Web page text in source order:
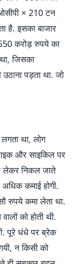
× 210 टन
है. इसका बाजार
करोड़ रुपये का
जिसका
पड़ता था. जो
था, लोग
और साइकिल पर
लेकर निकल जाते
कमाई होगी.
रुपये कमा लेता था.
को होती थी.
पूरे धंधे पर ब्रेक
न किसी को